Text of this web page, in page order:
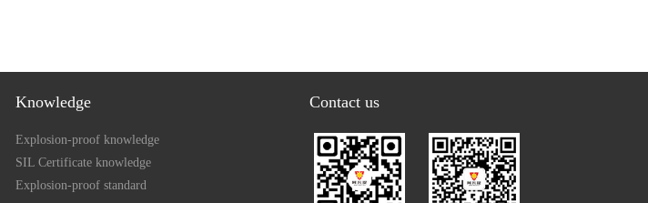
Knowledge
Explosion-proof knowledge
SIL Certificate knowledge
Explosion-proof standard
Contact us